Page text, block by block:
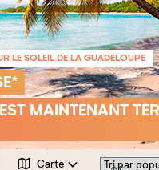
LE SOLEIL DE LA GUADELOUPE
MAINTENANT
Carte